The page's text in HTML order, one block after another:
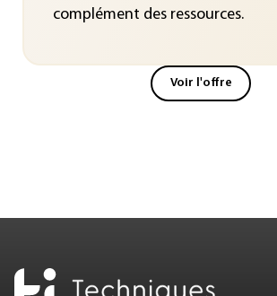
complément des ressources.
Voir l'offre